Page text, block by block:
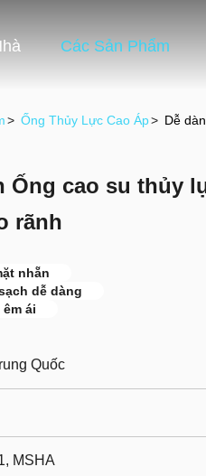
Các Sản Phẩm
> Ống Thủy Lực Cao Áp> Dễ
Ống cao su thủy
rãnh
nhẵn
dễ dàng
ái
Quốc
MSHA